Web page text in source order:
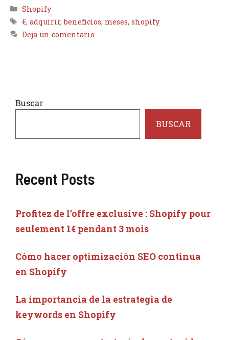
Categorías
Shopify
Etiquetas
€,adquirir,beneficios, meses,shopify
Deja un comentario
Buscar
BUSCAR
Recent Posts
Profitez de l’offre exclusive : Shopify pour
seulement 1€ pendant 3 mois
Cómo hacer optimización SEO continua
en Shopify
La importancia de la estrategia de
keywords en Shopify